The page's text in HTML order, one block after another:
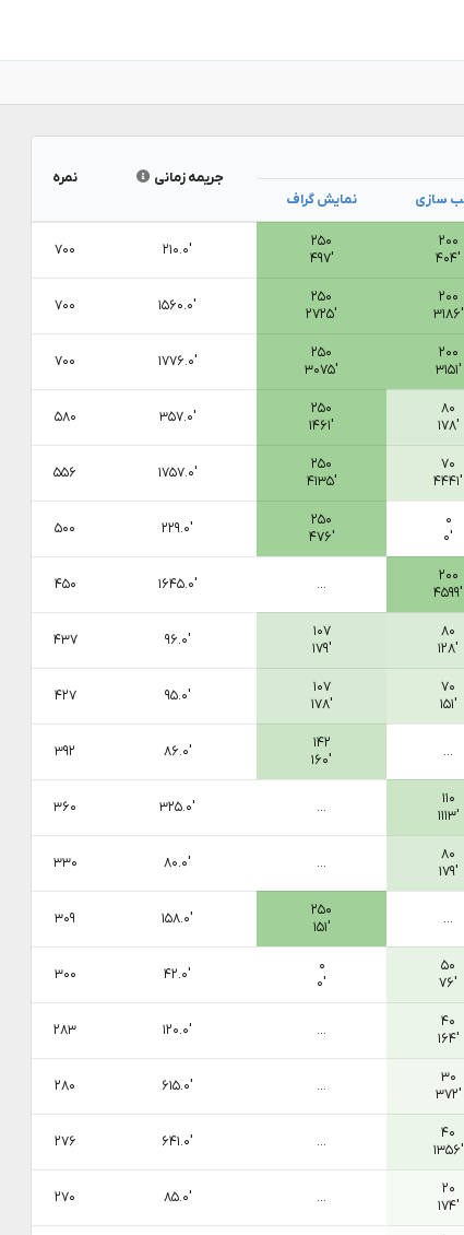
جریمه زمانی
نمره
سازی نمایش گراف
۲۰۰
۴۰۴′
۲۵۰
۴۹۷′
۲۱۰.۰′ ۷۰۰
۲۰۰
۳۱۸۶′
۲۵۰
۲۷۲۵′
۱۵۶۰.۰′ ۷۰۰
۲۰۰
۳۱۵۱′
۲۵۰
۳۰۷۵′
۱۷۷۶.۰′ ۷۰۰
۸۰
۱۷۸′
۲۵۰
۱۴۶۱′
۳۵۷.۰′ ۵۸۰
۷۰
۴۴۴۱′
۲۵۰
۴۱۳۵′
۱۷۵۷.۰′ ۵۵۶
۰
۰′
۲۵۰
۴۷۶′
۲۲۹.۰′ ۵۰۰
۲۰۰
۴۵۹۹′
... ۱۶۴۵.۰′ ۴۵۰
۸۰
۱۲۸′
۱۰۷
۱۷۹′
۹۶.۰′ ۴۳۷
۷۰
۱۵۱′
۱۰۷
۱۷۸′
۹۵.۰′ ۴۲۷
...
۱۴۲
۱۶۰′
۸۶.۰′ ۳۹۲
۱۱۰
۱۱۱۳′
... ۳۲۵.۰′ ۳۶۰
۸۰
۱۷۹′
... ۸۰.۰′ ۳۳۰
...
۲۵۰
۱۵۱′
۱۵۸.۰′ ۳۰۹
۵۰
۷۶′
۰
۰′
۴۲.۰′ ۳۰۰
۴۰
۱۶۴′
... ۱۲۰.۰′ ۲۸۳
۳۰
۳۷۲′
... ۶۱۵.۰′ ۲۸۰
۴۰
۱۳۵۶′
... ۶۴۱.۰′ ۲۷۶
۲۰
۱۷۴′
... ۸۵.۰′ ۲۷۰